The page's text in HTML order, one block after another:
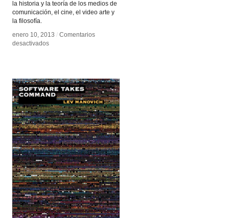
la historia y la teoría de los medios de
comunicación, el cine, el video arte y
la filosofía.
enero 10, 2013 / Comentarios
desactivadosen
enero 10, 2013 / Comentarios
desactivadosen